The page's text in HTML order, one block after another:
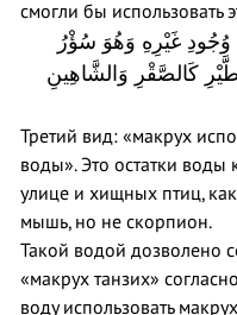
смогли бы использовать
وُجُودِ غَيْرِهِ وَهُوَ سُؤْرُ
كَالصَّقْرِ وَالشَّاهِينِ
Третий вид: «макрух
воды». Это остатки
улице и хищных птиц,
мышь, но не скорпион.
Такой водой дозволено
«макрух танзих»
воду использовать